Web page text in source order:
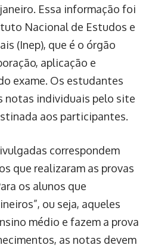
Essa informação foi
Nacional de Estudos e
(Inep), que é o órgão
aplicação e
exame. Os estudantes
notas individuais pelo site
aos participantes.
correspondem
que realizaram as provas
os alunos que
ou seja, aqueles
médio e fazem a prova
as notas devem